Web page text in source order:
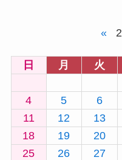
«
日 月 火
4
5 6
11
12 13
18
19 20
25
26 27